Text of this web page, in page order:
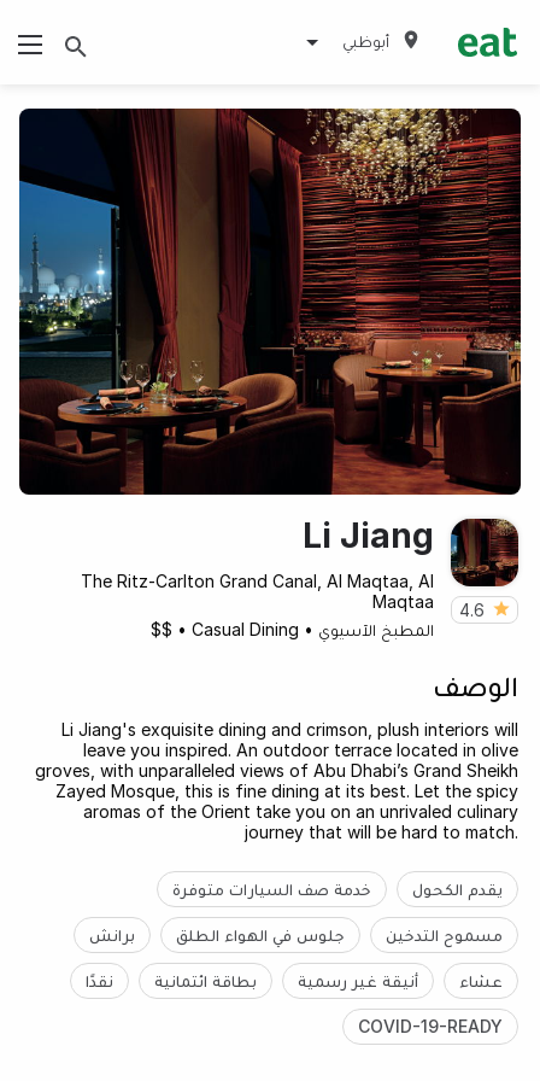
أبوظبي
4.6
Li Jiang
The Ritz-Carlton Grand Canal, Al Maqtaa, Al
Maqtaa
المطبخ الآسيوي •
Casual Dining
•
$$
الوصف
Li Jiang's exquisite dining and crimson, plush interiors will
leave you inspired. An outdoor terrace located in olive
groves, with unparalleled views of Abu Dhabi’s Grand Sheikh
Zayed Mosque, this is fine dining at its best. Let the spicy
aromas of the Orient take you on an unrivaled culinary
journey that will be hard to match.
يقدم الكحول خدمة صف السيارات متوفرة
مسموح التدخين جلوس في الهواء الطلق برانش
عشاء أنيقة غير رسمية بطاقة ائتمانية نقدًا
COVID-19-READY